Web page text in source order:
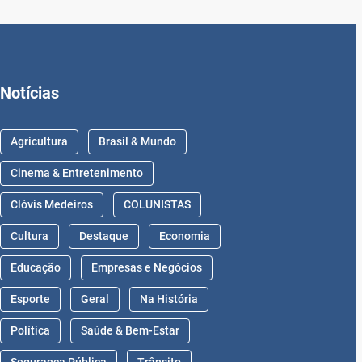
Notícias
Agricultura Brasil & Mundo
Cinema & Entretenimento
Clóvis Medeiros COLUNISTAS
Cultura Destaque Economia
Educação Empresas e Negócios
Esporte Geral Na História
Política Saúde & Bem-Estar